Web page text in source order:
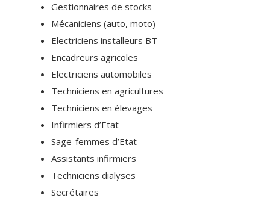
Gestionnaires de stocks
Mécaniciens (auto, moto)
Electriciens installeurs BT
Encadreurs agricoles
Electriciens automobiles
Techniciens en agricultures
Techniciens en élevages
Infirmiers d’Etat
Sage-femmes d’Etat
Assistants infirmiers
Techniciens dialyses
Secrétaires